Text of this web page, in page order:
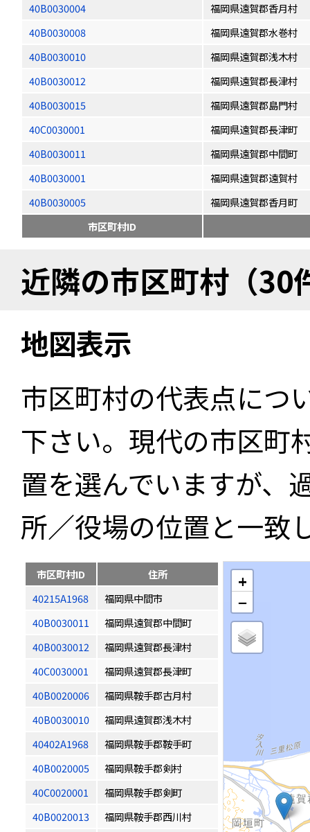
40B0030004
福岡県遠賀郡香月村
40B0030008
福岡県遠賀郡水巻村
40B0030010
福岡県遠賀郡浅木村
40B0030012
福岡県遠賀郡長津村
40B0030015
福岡県遠賀郡島門村
40C0030001
福岡県遠賀郡長津町
40B0030011
福岡県遠賀郡中間町
40B0030001
福岡県遠賀郡遠賀村
40B0030005
福岡県遠賀郡香月町
市区町村ID
近隣の市区町村（30
地図表示
市区町村の代表点につ
下さい。現代の市区町
置を選んでいますが、
所／役場の位置と一致
市区町村ID
住所
40215A1968
福岡県中間市
40B0030011
福岡県遠賀郡中間町
40B0030012
福岡県遠賀郡長津村
40C0030001
福岡県遠賀郡長津町
40B0020006
福岡県鞍手郡古月村
40B0030010
福岡県遠賀郡浅木村
40402A1968
福岡県鞍手郡鞍手町
40B0020005
福岡県鞍手郡剣村
40C0020001
福岡県鞍手郡剣町
40B0020013
福岡県鞍手郡西川村
+
−